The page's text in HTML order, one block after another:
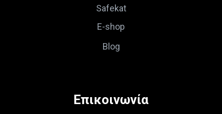
Safekat
E-shop
Blog
Επικοινωνία